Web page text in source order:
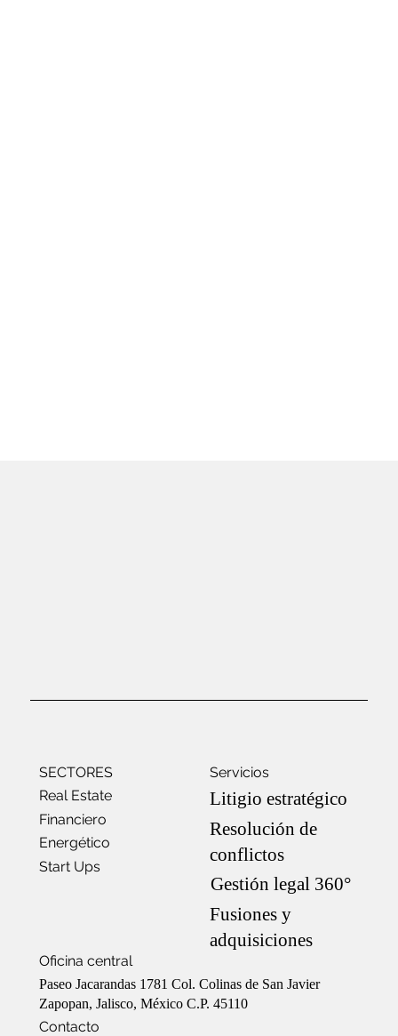
SECTORES
Real Estate
Financiero
Energético
Start Ups
Servicios
Litigio estratégico
Resolución de
conflictos
Gestión legal 360°
Fusiones y
adquisiciones
Oficina central
Paseo Jacarandas 1781 Col. Colinas de San Javier
Zapopan, Jalisco, México C.P. 45110
Contacto